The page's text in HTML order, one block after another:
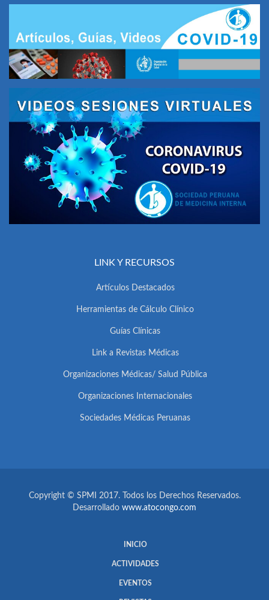
LINK Y RECURSOS
Artículos Destacados
Herramientas de Cálculo Clínico
Guías Clínicas
Link a Revistas Médicas
Organizaciones Médicas/ Salud Pública
Organizaciones Internacionales
Sociedades Médicas Peruanas
Copyright © SPMI 2017. Todos los Derechos Reservados.
Desarrollado www.atocongo.com
INICIO
ACTIVIDADES
EVENTOS